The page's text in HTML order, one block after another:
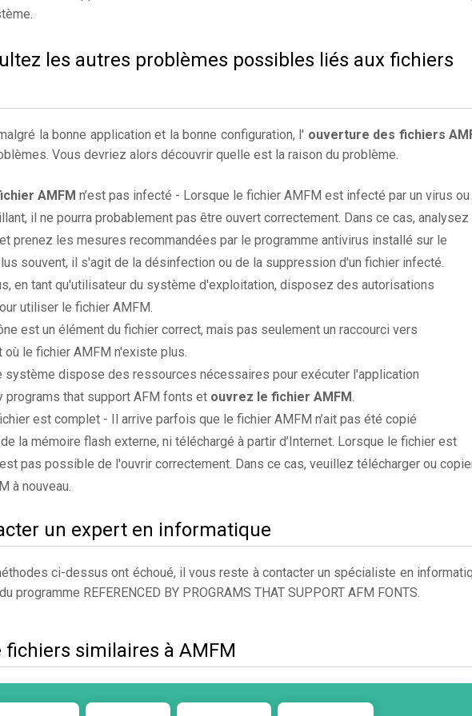
les autres problèmes possibles liés aux fichiers
la bonne application et la bonne configuration, l' ouverture des fichiers
Vous devriez alors découvrir quelle est la raison du problème.
AMFM n’est pas infecté - Lorsque le fichier AMFM est infecté par un virus ou
il ne pourra probablement pas être ouvert correctement. Dans ce cas, analysez
prenez les mesures recommandées par le programme antivirus installé sur le
souvent, il s'agit de la désinfection ou de la suppression d'un fichier infecté.
en tant qu'utilisateur du système d'exploitation, disposez des autorisations
utiliser le fichier AMFM.
est un élément du fichier correct, mais pas seulement un raccourci vers
où le fichier AMFM n'existe plus.
système dispose des ressources nécessaires pour exécuter l'application
programs that support AFM fonts et ouvrez le fichier AMFM.
est complet - Il arrive parfois que le fichier AMFM n’ait pas été copié
la mémoire flash externe, ni téléchargé à partir d’Internet. Lorsque le fichier est
pas possible de l'ouvrir correctement. Dans ce cas, veuillez télécharger ou
à nouveau.
un expert en informatique
ci-dessus ont échoué, il vous reste à contacter un spécialiste en
programme REFERENCED BY PROGRAMS THAT SUPPORT AFM FONTS.
fichiers similaires à AMFM